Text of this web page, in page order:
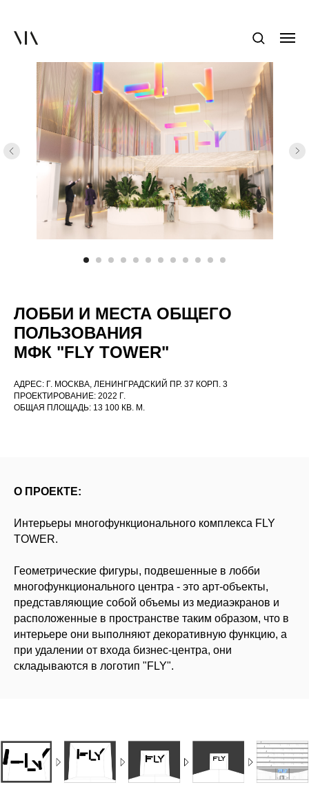
ЛОББИ И МЕСТА ОБЩЕГО
ПОЛЬЗОВАНИЯ
МФК "FLY TOWER"
АДРЕС: Г. МОСКВА, ЛЕНИНГРАДСКИЙ ПР. 37 КОРП. 3
ПРОЕКТИРОВАНИЕ: 2022 Г.
ОБЩАЯ ПЛОЩАДЬ: 13 100 КВ. М.
О ПРОЕКТЕ:
Интерьеры многофункционального комплекса FLY
TOWER.
Геометрические фигуры, подвешенные в лобби
многофункционального центра - это арт-объекты,
представляющие собой объемы из медиаэкранов и
расположенные в пространстве таким образом, что в
интерьере они выполняют декоративную функцию, а
при удалении от входа бизнес-центра, они
складываются в логотип "FLY".